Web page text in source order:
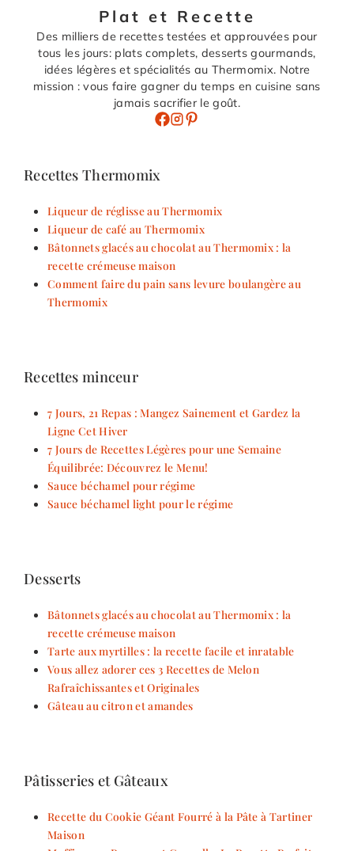
Plat et Recette
Des milliers de recettes testées et approuvées pour
tous les jours: plats complets, desserts gourmands,
idées légères et spécialités au Thermomix. Notre
mission : vous faire gagner du temps en cuisine sans
jamais sacrifier le goût.
Recettes Thermomix
Liqueur de réglisse au Thermomix
Liqueur de café au Thermomix
Bâtonnets glacés au chocolat au Thermomix : la
recette crémeuse maison
Comment faire du pain sans levure boulangère au
Thermomix
Recettes minceur
7 Jours, 21 Repas : Mangez Sainement et Gardez la
Ligne Cet Hiver
7 Jours de Recettes Légères pour une Semaine
Équilibrée: Découvrez le Menu!
Sauce béchamel pour régime
Sauce béchamel light pour le régime
Desserts
Bâtonnets glacés au chocolat au Thermomix : la
recette crémeuse maison
Tarte aux myrtilles : la recette facile et inratable
Vous allez adorer ces 3 Recettes de Melon
Rafraîchissantes et Originales
Gâteau au citron et amandes
Pâtisseries et Gâteaux
Recette du Cookie Géant Fourré à la Pâte à Tartiner
Maison